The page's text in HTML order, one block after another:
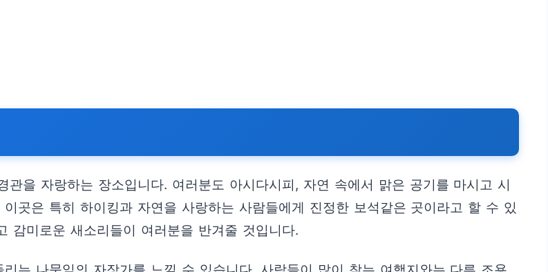
을 자랑하는 장소입니다. 여러분도 아시다시피, 자연 속에서 맑은 공기를 마시고 시
곳은 특히 하이킹과 자연을 사랑하는 사람들에게 진정한 보석같은 곳이라고 할 수 있
감미로운 새소리들이 여러분을 반겨줄 것입니다.